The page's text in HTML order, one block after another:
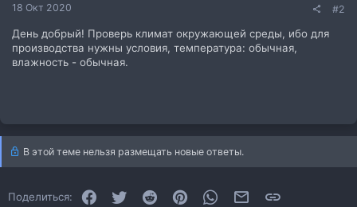
18 Окт 2020 #2
День добрый! Проверь климат окружающей среды, ибо для
производства нужны условия, температура: обычная,
влажность - обычная.
В этой теме нельзя размещать новые ответы.
Поделиться: FacebookTwitter Reddit PinterestWhatsAppЭлектронная почта